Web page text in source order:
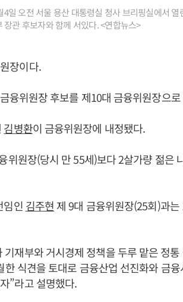
일 오전 서울 용산 대통령실 청사 브리핑실에서 열
장관 후보자와 함께 서있다. <연합뉴스>
장이다.
금융위원장 후보를 제10대 금융위원장으
김병환이 금융위원장에 내정됐다.
위원장(당시 만 55세)보다 2살가량 젊은
임인 김주현 제 9대 금융위원장(25회)과
재부와 거시경제 정책을 두루 맡은 정
식견을 토대로 금융산업 선진화와 금
”라고 설명했다.